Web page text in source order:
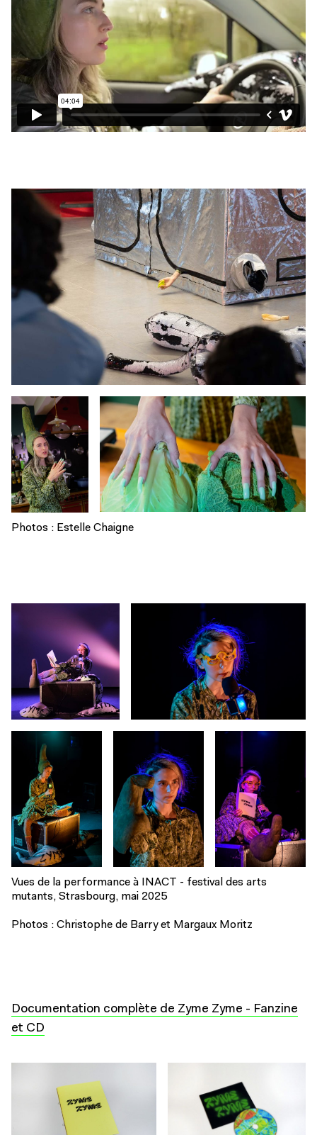
Photos : Estelle Chaigne
Vues de la performance à INACT - festival des arts
mutants, Strasbourg, mai 2025
Photos : Christophe de Barry et Margaux Moritz
Documentation complète de Zyme Zyme - Fanzine
et CD